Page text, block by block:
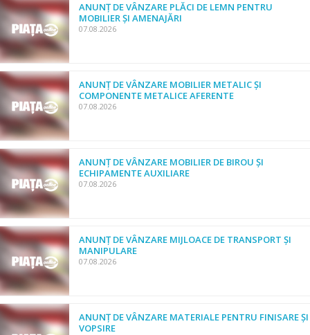
ANUNȚ DE VÂNZARE PLĂCI DE LEMN PENTRU
MOBILIER ȘI AMENAJĂRI
07.08.2026
ANUNȚ DE VÂNZARE MOBILIER METALIC ȘI
COMPONENTE METALICE AFERENTE
07.08.2026
ANUNȚ DE VÂNZARE MOBILIER DE BIROU ȘI
ECHIPAMENTE AUXILIARE
07.08.2026
ANUNȚ DE VÂNZARE MIJLOACE DE TRANSPORT ȘI
MANIPULARE
07.08.2026
ANUNȚ DE VÂNZARE MATERIALE PENTRU FINISARE ȘI
VOPSIRE